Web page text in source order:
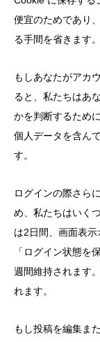
便宜のためであり
る手間を省きます
もしあなたがアカ
ると、私たちはあ
かを判断するため
個人データを含ん
す。
ログインの際さら
め、私たちはいく
は2日間、画面表示
「ログイン状態を
週間維持されます
れます。
もし投稿を編集ま